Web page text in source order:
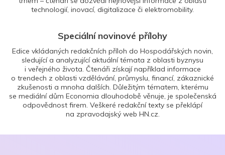
technologií, inovací, digitalizace či elektromobility.
Speciální novinové přílohy
Edice vkládaných redakčních příloh do Hospodářských novin,
sledující a analyzující aktuální témata z oblasti byznysu
i veřejného života. Čtenáři získají například informace
o trendech z oblasti vzdělávání, průmyslu, financí, zákaznické
zkušenosti a mnoha dalších. Důležitým tématem, kterému
se mediální dům Economia dlouhodobě věnuje, je společenská
odpovědnost firem. Veškeré redakční texty se překlápí
na zpravodajský web HN.cz.